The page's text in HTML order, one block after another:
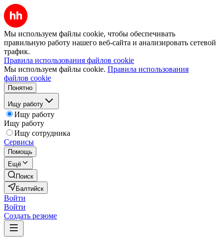
Мы используем файлы cookie, чтобы обеспечивать
правильную работу нашего веб-сайта и анализировать сетевой
трафик.
Правила использования файлов cookie
Мы используем файлы cookie. Правила использования
файлов cookie
Понятно
Ищу работу
Ищу работу
Ищу работу
Ищу сотрудника
Сервисы
Помощь
Ещё
Поиск
Балтийск
Войти
Войти
Создать резюме